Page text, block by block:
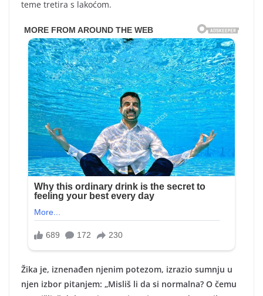
teme tretira s lakoćom.
Žika je, iznenađen njenim potezom, izrazio sumnju u
njen izbor pitanjem: „Misliš li da si normalna? O čemu